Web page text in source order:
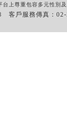
上尊重包容多元性別
客戶服務傳真：